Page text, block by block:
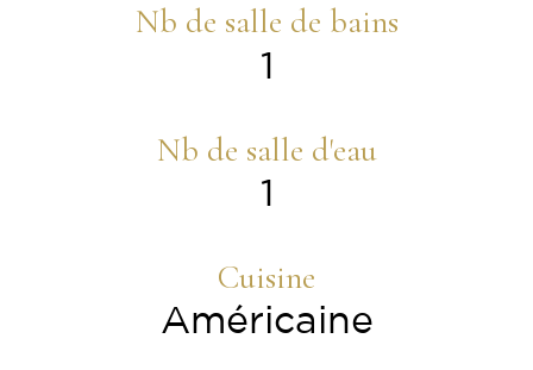
Nb de salle de bains
1
Nb de salle d'eau
1
Cuisine
Américaine